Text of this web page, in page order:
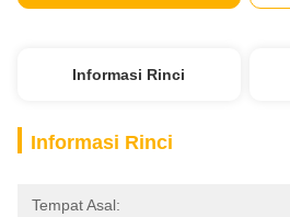
Informasi Rinci
Informasi Rinci
Tempat Asal: